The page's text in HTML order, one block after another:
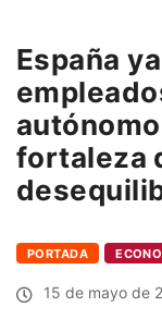
España
fortaleza
PORTADA
15 de mayo de